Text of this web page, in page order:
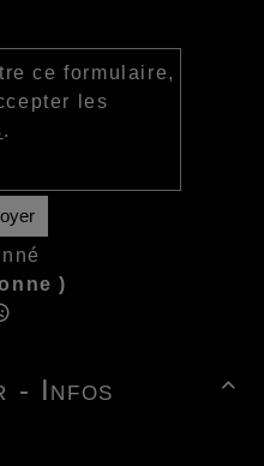
ce formulaire,
les
.
)

- Infos